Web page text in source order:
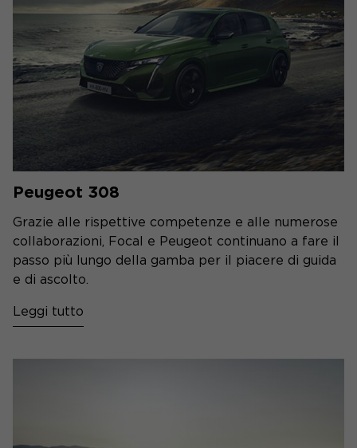
Peugeot 308
Grazie alle rispettive competenze e alle numerose
collaborazioni, Focal e Peugeot continuano a fare il
passo più lungo della gamba per il piacere di guida
e di ascolto.
Leggi tutto